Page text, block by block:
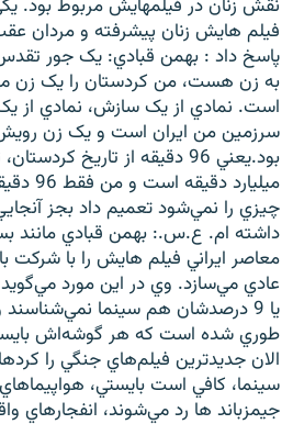
نقش زنان در فيلمهايش مربوط بود.
فيلم هايش زنان پيشرفته و مردان
پاسخ داد : بهمن قبادي: يک جور
به زن هست، من کردستان را يک زن
است. نمادي از يک سازش، نمادي از
سرزمين من ايران است و يک زن
بود.يعني 96 دقيقه از تاريخ
چيزي را نمي‌شود تعميم داد بجز
داشته ام. ع.س.: بهمن قبادي مانند
معاصر ايراني فيلم هايش را با شرکت
عادي مي‌سازد. وي در اين مورد
يا 9 درصدشان هم سينما نمي‌شناسند
طوري شده است که هر گوشه‌اش
الان جديدترين فيلم‌هاي جنگي را
سينما، کافي است بايستي، هواپيماهاي